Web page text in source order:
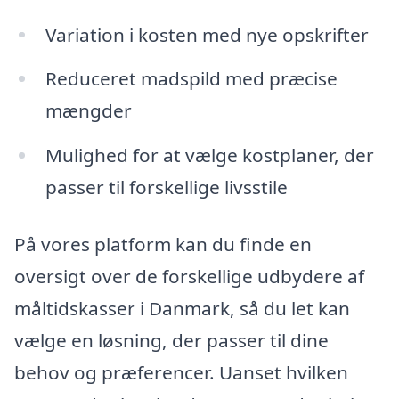
Variation i kosten med nye opskrifter
Reduceret madspild med præcise
mængder
Mulighed for at vælge kostplaner, der
passer til forskellige livsstile
På vores platform kan du finde en
oversigt over de forskellige udbydere af
måltidskasser i Danmark, så du let kan
vælge en løsning, der passer til dine
behov og præferencer. Uanset hvilken